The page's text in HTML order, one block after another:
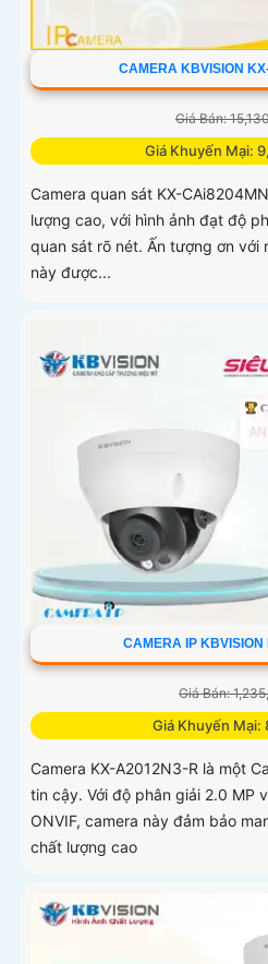
CAMERA KBVISION
Giá Bán:
Giá Khuyến Mại:
Camera quan sát KX-
lượng cao, với hình ảnh đạt độ
quan sát rõ nét. Ấn tượng ơn với
này được...
CAMERA IP
Giá Bán:
Giá Khuyến Mại:
Camera KX-A2012N3-R là một
tin cậy. Với độ phân giải 2.0 MP
ONVIF, camera này đảm bảo
chất lượng cao